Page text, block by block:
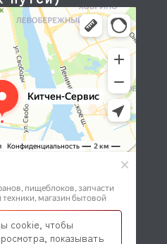
cookie, чтобы
показывать